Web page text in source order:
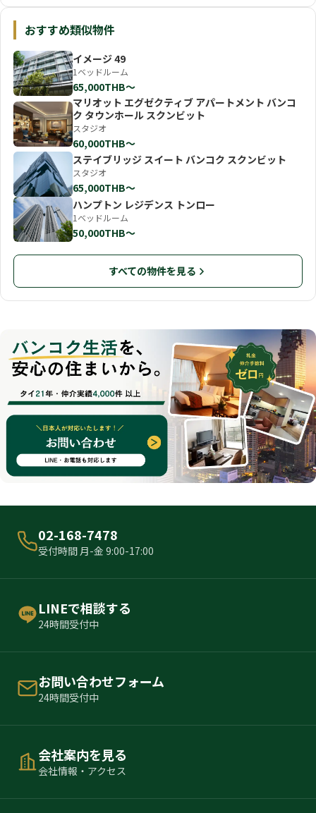
おすすめ類似物件
イメージ 49
1ベッドルーム
65,000THB〜
マリオット エグゼクティブ アパートメント バンコ
ク タウンホール スクンビット
スタジオ
60,000THB〜
ステイブリッジ スイート バンコク スクンビット
スタジオ
65,000THB〜
ハンプトン レジデンス トンロー
1ベッドルーム
50,000THB〜
すべての物件を見る
02-168-7478
受付時間 月-金 9:00-17:00
LINEで相談する
24時間受付中
お問い合わせフォーム
24時間受付中
会社案内を見る
会社情報・アクセス